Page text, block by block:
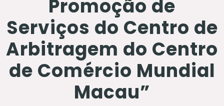
Promoção de
Serviços do Centro de
Arbitragem do Centro
de Comércio Mundial
Macau”